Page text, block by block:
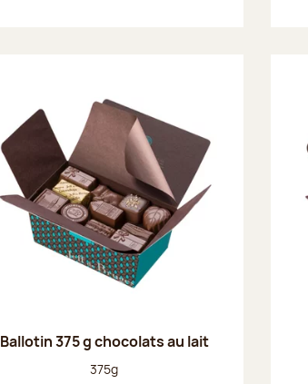
Ballotin 375 g chocolats au lait
Poids net :
375g